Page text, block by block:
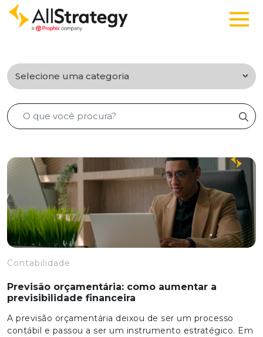
Contabilidade
Previsão orçamentária: como aumentar a
previsibilidade financeira
A previsão orçamentária deixou de ser um processo
contábil e passou a ser um instrumento estratégico. Em